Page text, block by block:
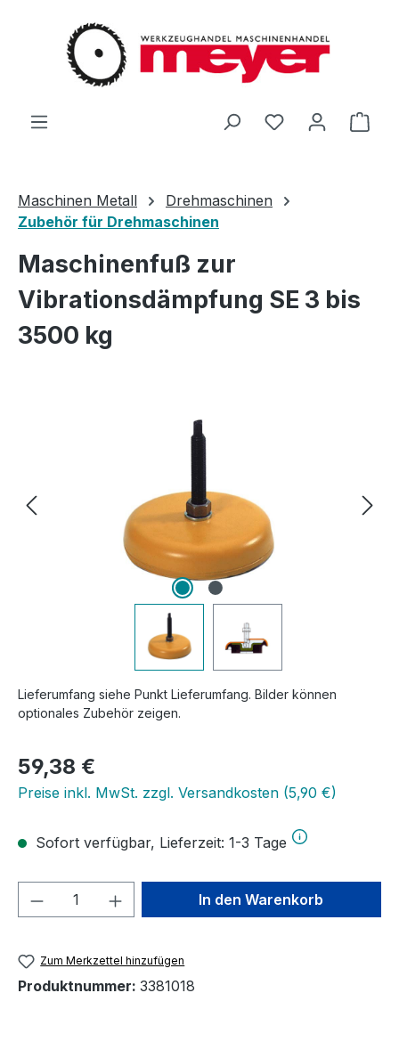
Zum Hauptinhalt springen
Du hast 0
Maschinen Metall
Drehmaschinen
Zubehör für Drehmaschinen
Maschinenfuß zur
Vibrationsdämpfung SE 3 bis
3500 kg
Lieferumfang siehe Punkt Lieferumfang. Bilder können
optionales Zubehör zeigen.
Regulärer Preis:
59,38 €
Preise inkl. MwSt. zzgl. Versandkosten (5,90 €)
Sofort verfügbar, Lieferzeit: 1-3 Tage
Produkt Anzahl: Gib denIn den Warenkorb
Zum Merkzettel hinzufügen
Produktnummer: 3381018